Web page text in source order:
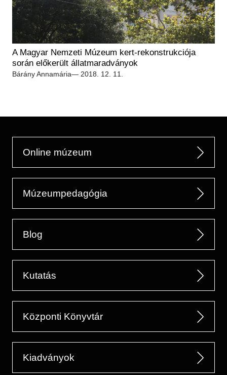
A Magyar Nemzeti Múzeum kert-rekonstrukciója
során előkerült állatmaradványok
Bárány Annamária— 2018. 12. 11.
Online múzeum
Múzeumpedagógia
Blog
Kutatás
Központi Könyvtár
Kiadványok